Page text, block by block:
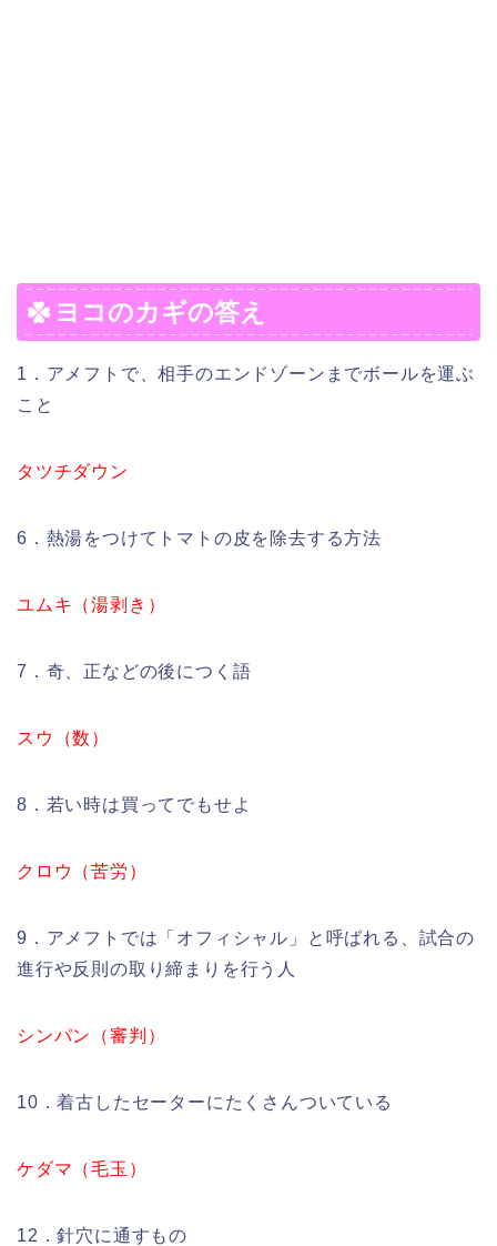
ヨコのカギの答え
1．アメフトで、相手のエンドゾーンまでボールを運ぶ
こと
タツチダウン
6．熱湯をつけてトマトの皮を除去する方法
ユムキ（湯剥き）
7．奇、正などの後につく語
スウ（数）
8．若い時は買ってでもせよ
クロウ（苦労）
9．アメフトでは「オフィシャル」と呼ばれる、試合の
進行や反則の取り締まりを行う人
シンパン（審判）
10．着古したセーターにたくさんついている
ケダマ（毛玉）
12．針穴に通すもの